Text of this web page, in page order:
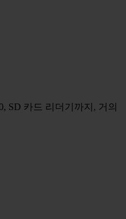
SD 카드 리더기까지, 거의